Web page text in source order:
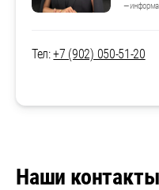
—
Тел:+7 (902) 050-51-20
Наши контакты